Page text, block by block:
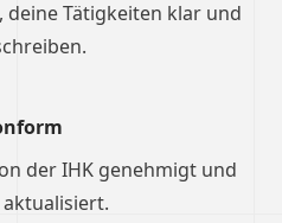
deine Tätigkeiten klar und
der IHK genehmigt und